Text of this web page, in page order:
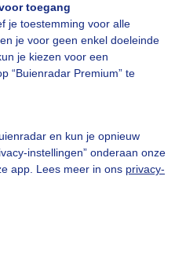
toegang
je toestemming voor alle
je voor geen enkel doeleinde
je kiezen voor een
“Buienradar Premium” te
en kun je opnieuw
instellingen” onderaan onze
app. Lees meer in ons privacy-